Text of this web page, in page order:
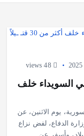
48 views
السويداء خلف
يوم الاثنين، عن
الدفاع، لفض نزاع